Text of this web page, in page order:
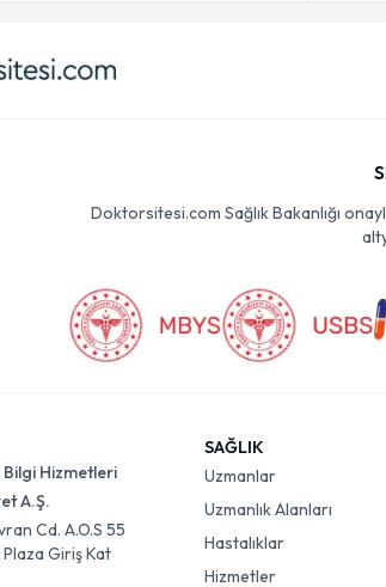
Doktorsitesi.com Sağlık Bakanlığı
Hizmetleri
A.Ş.
Cd. A.O.S 55
Giriş Kat
SAĞLIK
Uzmanlar
Uzmanlık Alanları
Hastalıklar
Hizmetler